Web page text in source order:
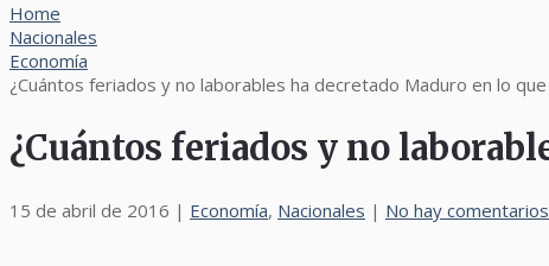
Home
Nacionales
Economía
¿Cuántos feriados y no laborables ha decretado Maduro en lo
¿Cuántos feriados y no
15 de abril de 2016 | Economía, Nacionales | No hay comentarios